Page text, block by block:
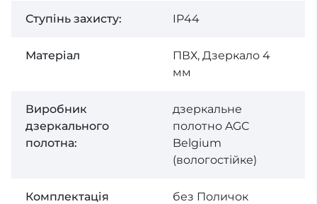
Ступінь захисту: IP44
Матеріал
ПВХ, Дзеркало 4
мм
Виробник
дзеркального
полотна:
дзеркальне
полотно AGC
Belgium
(вологостійке)
Комплектація без Поличок